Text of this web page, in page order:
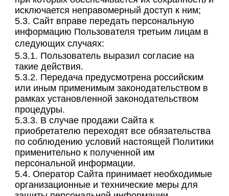
исключается неправомерный доступ к ним;
5.3. Сайт вправе передать персональную
информацию Пользователя третьим лицам в
следующих случаях:
5.3.1. Пользователь выразил согласие на
такие действия.
5.3.2. Передача предусмотрена российским
или иным применимым законодательством в
рамках установленной законодательством
процедуры.
5.3.3. В случае продажи Сайта к
приобретателю переходят все обязательства
по соблюдению условий настоящей Политики
применительно к полученной им
персональной информации.
5.4. Оператор Сайта принимает необходимые
организационные и технические меры для